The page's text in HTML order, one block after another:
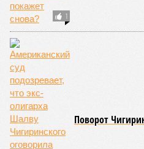
«Золото» получили
сейсмоопасным регионам
вулканическое огненное
Японию и западное
Турция, Иран, Индия и Непал
активных линиях разломов
исключение и центральная
Мадридском разломе в штате
средней силы – явление, в
сносное, но периодически, раз
трясёт так, что мало не